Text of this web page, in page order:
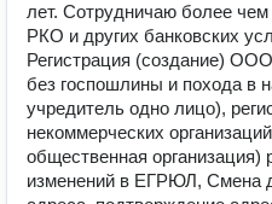
лет. Сотрудничаю более
РКО и других банковских
Регистрация (создание)
без госпошлины и похода в
учредитель одно лицо),
некоммерческих
общественная организация)
изменений в ЕГРЮЛ, Смена